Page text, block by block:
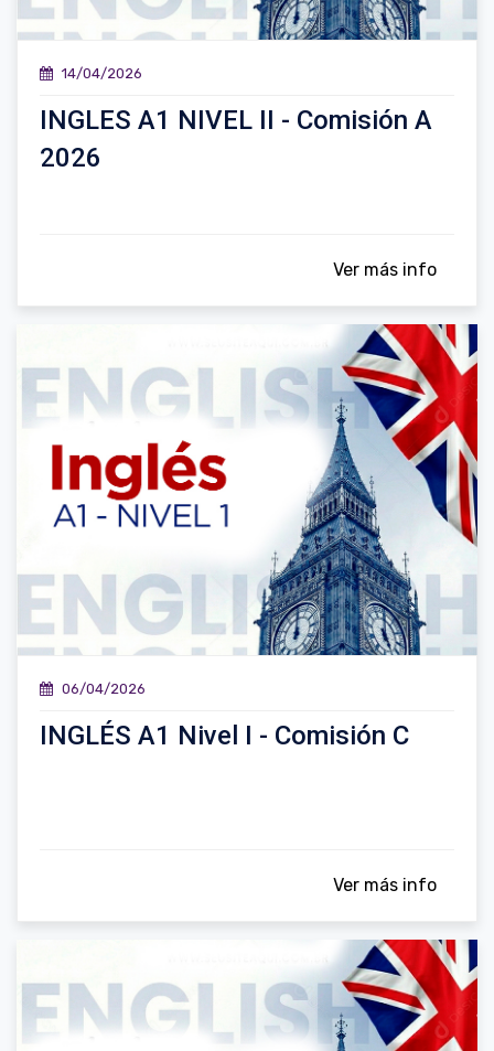
14/04/2026
INGLES A1 NIVEL II - Comisión A
2026
Ver más info
06/04/2026
INGLÉS A1 Nivel I - Comisión C
Ver más info